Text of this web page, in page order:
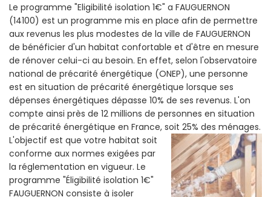
Le programme "Eligibilité isolation 1€" a FAUGUERNON
(14100) est un programme mis en place afin de permettre
aux revenus les plus modestes de la ville de FAUGUERNON
de bénéficier d'un habitat confortable et d'être en mesure
de rénover celui-ci au besoin. En effet, selon l'observatoire
national de précarité énergétique (ONEP), une personne
est en situation de précarité énergétique lorsque ses
dépenses énergétiques dépasse 10% de ses revenus. L'on
compte ainsi près de 12 millions de personnes en situation
de précarité énergétique en France, soit 25% des ménages.
L'objectif est que votre habitat soit
conforme aux normes exigées par
la réglementation en vigueur. Le
programme "Éligibilité isolation 1€"
FAUGUERNON consiste à isoler